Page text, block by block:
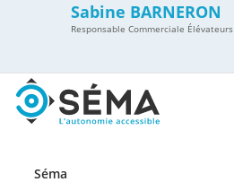
Sabine BARNERON
Responsable Commerciale Élévateurs
Séma